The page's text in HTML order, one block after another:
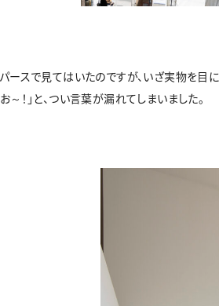
ースで見てはいたのですが、いざ実物を目
お～！」と、つい言葉が漏れてしまいました。